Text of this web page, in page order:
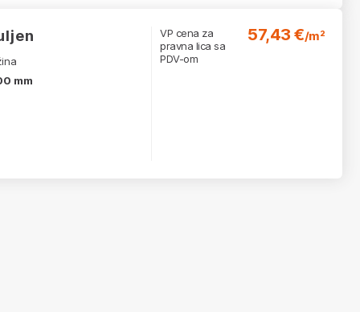
mm
VP cena za
pravna lica sa
PDV-om
57,43 €/m²